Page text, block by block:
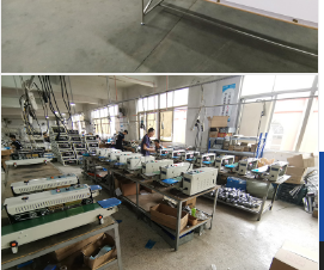
热收缩包装速度和包装效
购买机械产品时，质量和服务同
他们说的话。不要说价格多低，
厂房车间
友情链接
链接申请 +